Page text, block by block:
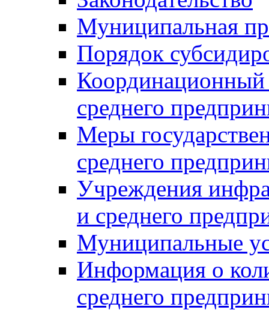
Муниципальная
Порядок
Координационный
среднего
Меры
среднего
Учреждения
и среднего
Муниципальные
Информация о
среднего